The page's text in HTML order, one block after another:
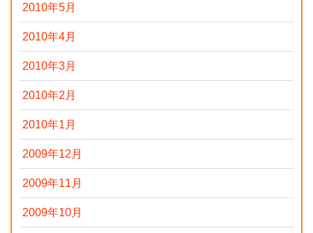
2010年5月
2010年4月
2010年3月
2010年2月
2010年1月
2009年12月
2009年11月
2009年10月